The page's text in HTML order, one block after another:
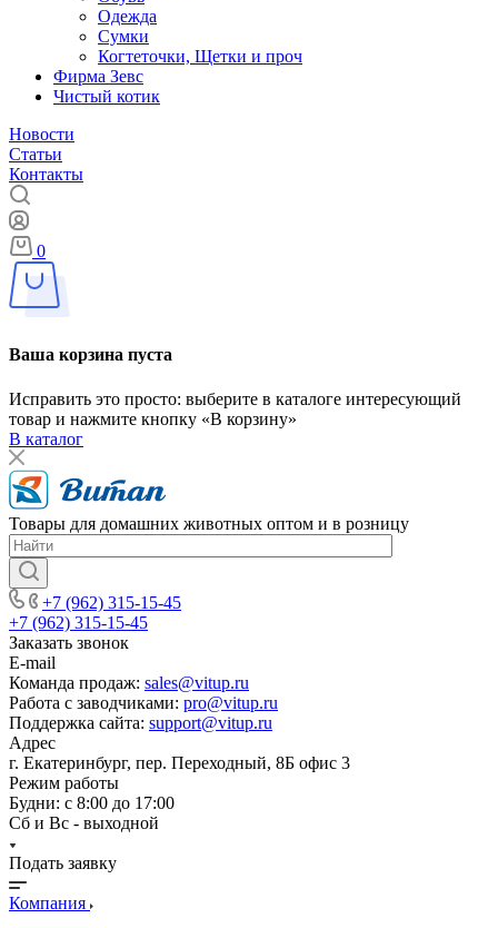
Одежда
Сумки
Когтеточки, Щетки и проч
Фирма Зевс
Чистый котик
Новости
Статьи
Контакты
0
Ваша корзина пуста
Исправить это просто: выберите в каталоге интересующий
товар и нажмите кнопку «В корзину»
В каталог
Товары для домашних животных оптом и в розницу
+7 (962) 315-15-45
+7 (962) 315-15-45
Заказать звонок
E-mail
Команда продаж: sales@vitup.ru
Работа с заводчиками: pro@vitup.ru
Поддержка сайта: support@vitup.ru
Адрес
г. Екатеринбург, пер. Переходный, 8Б офис 3
Режим работы
Будни: с 8:00 до 17:00
Сб и Вс - выходной
Подать заявку
Компания